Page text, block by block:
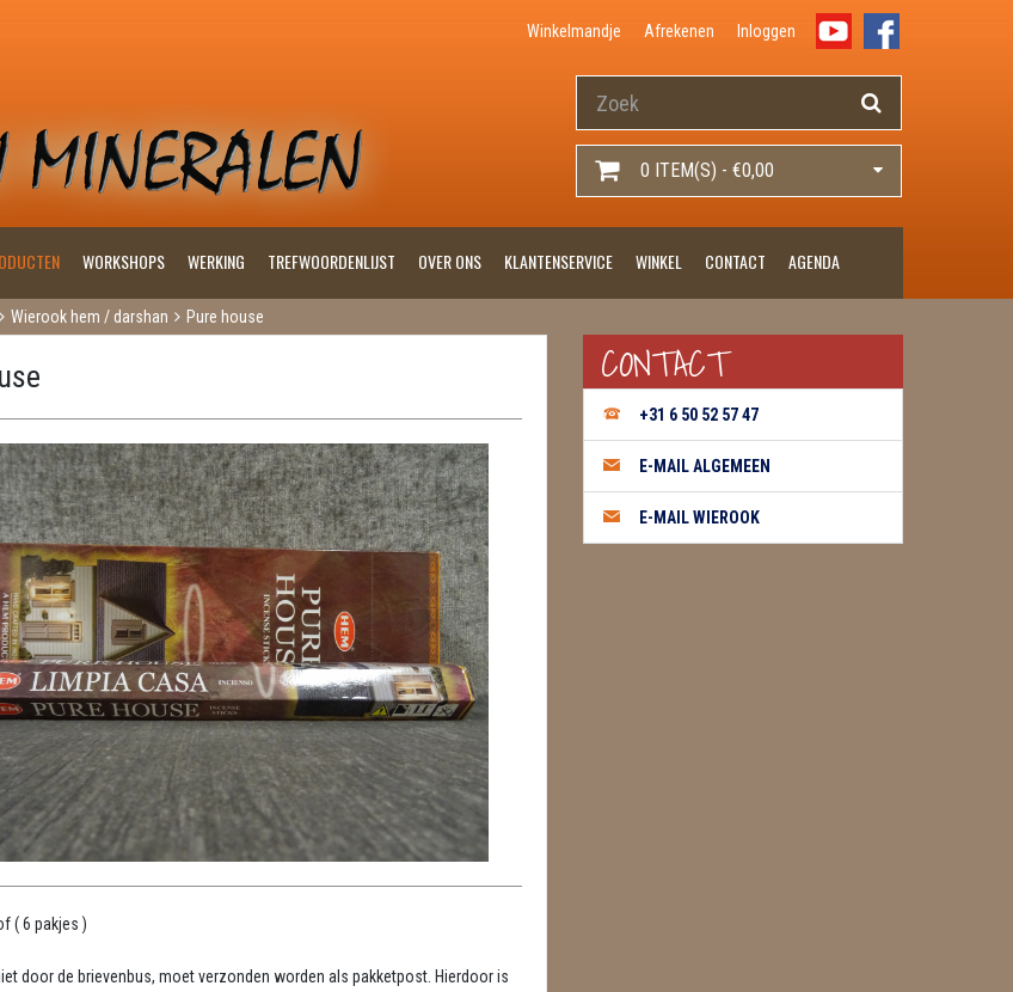
Winkelmandje Afrekenen Inloggen
0 ITEM(S) - €0,00
WORKSHOPS WERKING TREFWOORDENLIJST OVER ONS KLANTENSERVICE WINKEL CONTACT AGENDA
Wierook hem / darshan Pure house
( 6 pakjes )
door de brievenbus, moet verzonden worden als pakketpost. Hierdoor is
CONTACT
+31 6 50 52 57 47
E-MAIL ALGEMEEN
E-MAIL WIEROOK